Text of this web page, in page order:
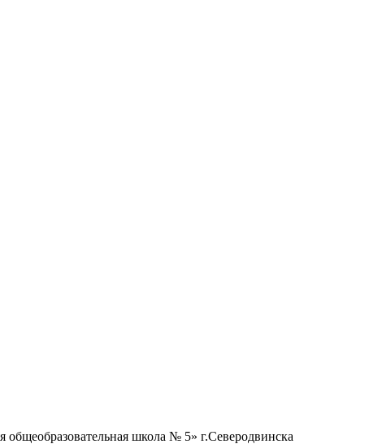
школа № 5» г.Северодвинска